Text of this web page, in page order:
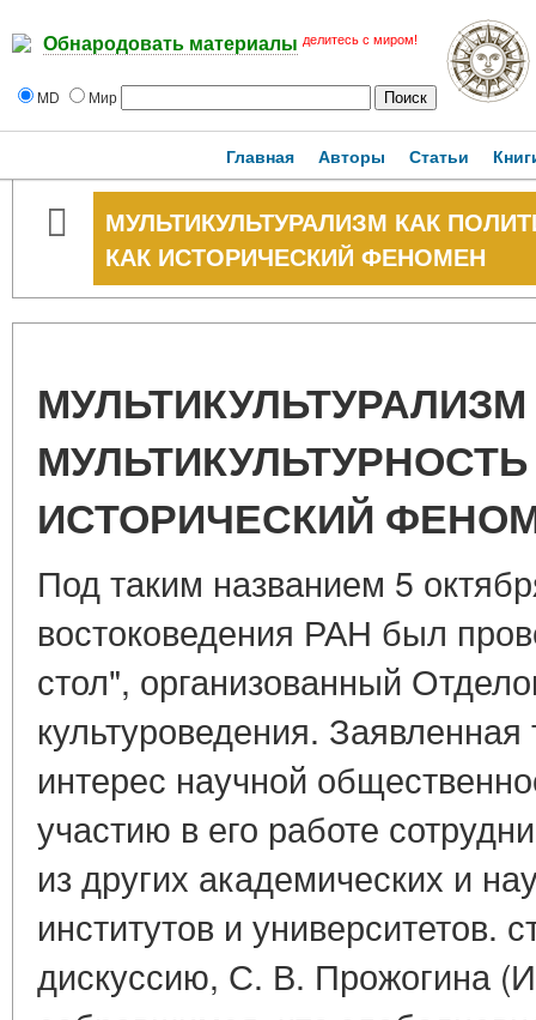
Обнародовать материалы делитесь с миром!
MD Мир
Главная Авторы Статьи
МУЛЬТИКУЛЬТУРАЛИЗМ КАК
КАК ИСТОРИЧЕСКИЙ ФЕНОМЕН
ИСТОРИЧЕСКИЙ
Под таким названием 5
востоковедения РАН был
стол", организованный
культуроведения.
интерес научной
участию в его работе
из других академических и
институтов и университетов.
дискуссию, С. В. Прожогина